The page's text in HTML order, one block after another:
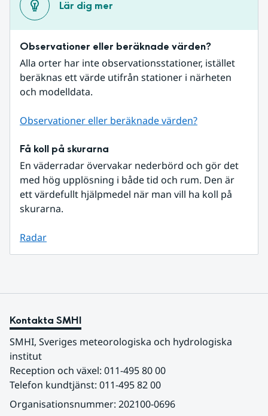
Lär dig mer
Observationer eller beräknade värden?
Alla orter har inte observationsstationer, istället
beräknas ett värde utifrån stationer i närheten
och modelldata.
Observationer eller beräknade värden?
Få koll på skurarna
En väderradar övervakar nederbörd och gör det
med hög upplösning i både tid och rum. Den är
ett värdefullt hjälpmedel när man vill ha koll på
skurarna.
Radar
Kontakta SMHI
SMHI, Sveriges meteorologiska och hydrologiska
institut
Reception och växel: 011-495 80 00
Telefon kundtjänst: 011-495 82 00
Organisationsnummer: 202100-0696